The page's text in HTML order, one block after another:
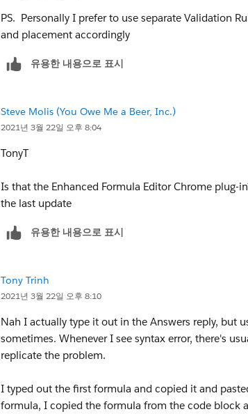
NOT ISBLANK(Inactivation_Date__c)
PS. Personally I prefer to use separate Validation
and placement accordingly
유용한 내용으로 표시
Steve Molis (You Owe Me a Beer, Inc.)
2021년 3월 22일 오후 8:04
TonyT
Is that the Enhanced Formula Editor Chrome plug-
the last update
유용한 내용으로 표시
Tony Trinh
2021년 3월 22일 오후 8:10
Nah I actually type it out in the Answers reply, but
sometimes. Whenever I see syntax error, there's
replicate the problem.
I typed out the first formula and copied it and
formula, I copied the formula from the code block